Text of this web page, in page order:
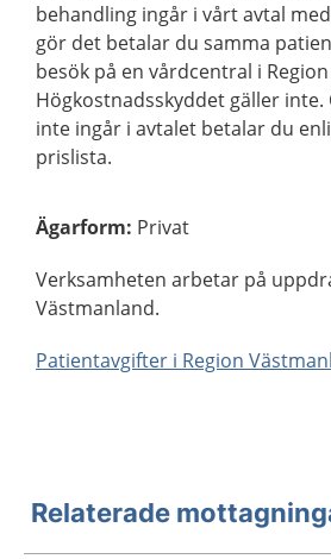
behandling ingår i vårt avtal
gör det betalar du samma
besök på en vårdcentral i
Högkostnadsskyddet gäller
inte ingår i avtalet betalar du
prislista.
Ägarform: Privat
Verksamheten arbetar på
Västmanland.
Patientavgifter i Region
Relaterade